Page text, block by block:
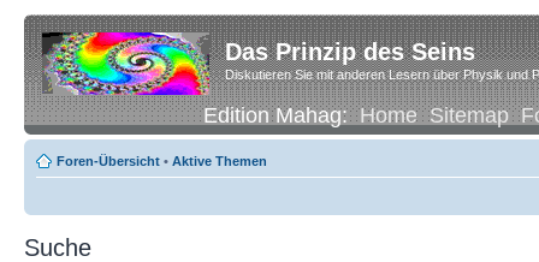
Das Prinzip des Seins
Diskutieren Sie mit anderen Lesern über Physik und
Edition Mahag:Home Sitemap
Foren-Übersicht • Aktive Themen
Suche